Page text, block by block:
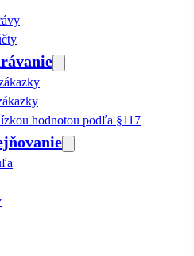
hodnotou podľa §117